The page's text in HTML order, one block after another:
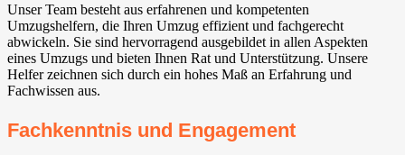
Unser Team besteht aus erfahrenen und kompetenten
Umzugshelfern, die Ihren Umzug effizient und fachgerecht
abwickeln. Sie sind hervorragend ausgebildet in allen Aspekten
eines Umzugs und bieten Ihnen Rat und Unterstützung. Unsere
Helfer zeichnen sich durch ein hohes Maß an Erfahrung und
Fachwissen aus.
Fachkenntnis und Engagement